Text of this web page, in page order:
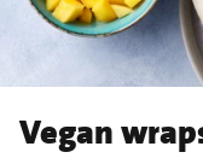
Vegan